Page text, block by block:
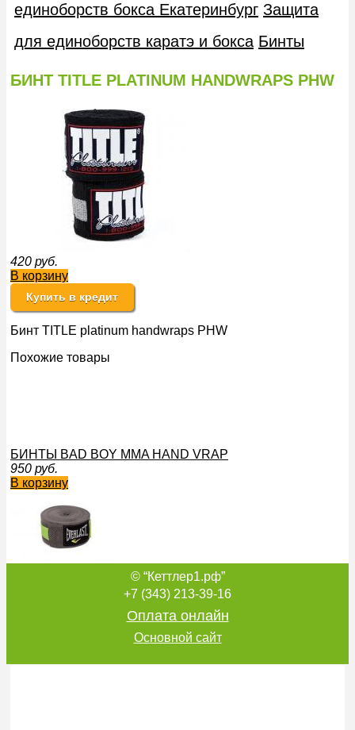
единоборств бокса Екатеринбург Защита
для единоборств каратэ и бокса Бинты
БИНТ TITLE PLATINUM HANDWRAPS PHW
420 руб.
В корзину
Купить в кредит
Бинт TITLE platinum handwraps PHW
Похожие товары
БИНТЫ BAD BOY MMA HAND VRAP
950 руб.
В корзину
БИНТЫ BREATHABLE 4,55М 4458
© “Кеттлер1.рф”
+7 (343) 213-39-16
Оплата онлайн
Основной сайт